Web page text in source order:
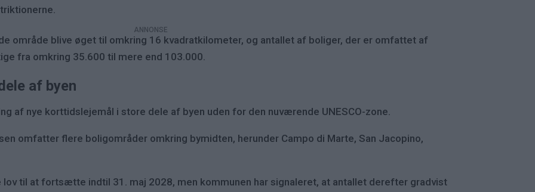
område blive øget til omkring 16 kvadratkilometer, og antallet af boliger, der er omfattet af
fra omkring 35.600 til mere end 103.000.
af byen
af nye korttidslejemål i store dele af byen uden for den nuværende UNESCO-zone.
omfatter flere boligområder omkring bymidten, herunder Campo di Marte, San Jacopino,
til at fortsætte indtil 31. maj 2028, men kommunen har signaleret, at antallet derefter gradvist